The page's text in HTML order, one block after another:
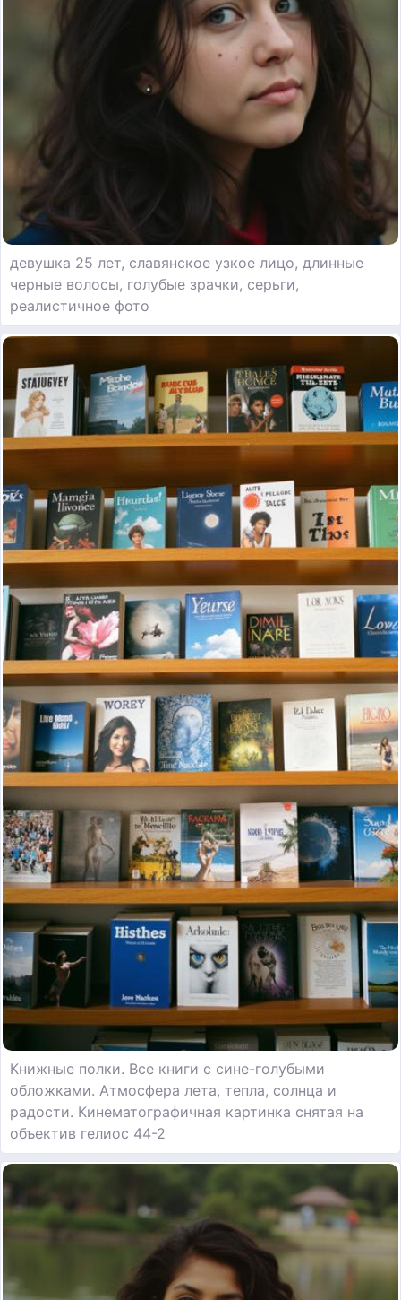
девушка 25 лет, славянское узкое лицо, длинные
черные волосы, голубые зрачки, серьги,
реалистичное фото
Книжные полки. Все книги с сине-голубыми
обложками. Атмосфера лета, тепла, солнца и
радости. Кинематографичная картинка снятая на
объектив гелиос 44-2